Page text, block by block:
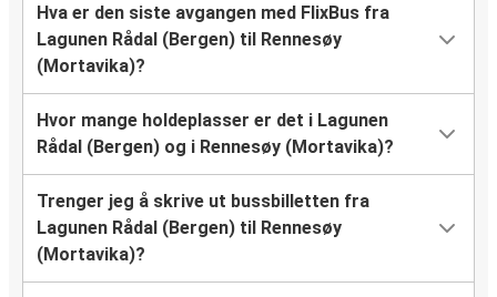
Hva er den siste avgangen med FlixBus fra
Lagunen Rådal (Bergen) til Rennesøy
(Mortavika)?
Hvor mange holdeplasser er det i Lagunen
Rådal (Bergen) og i Rennesøy (Mortavika)?
Trenger jeg å skrive ut bussbilletten fra
Lagunen Rådal (Bergen) til Rennesøy
(Mortavika)?